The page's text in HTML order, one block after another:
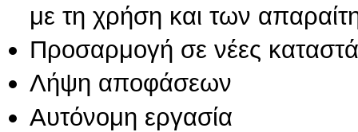
με τη χρήση και των
Προσαρμογή σε νέες
Λήψη αποφάσεων
Αυτόνομη εργασία